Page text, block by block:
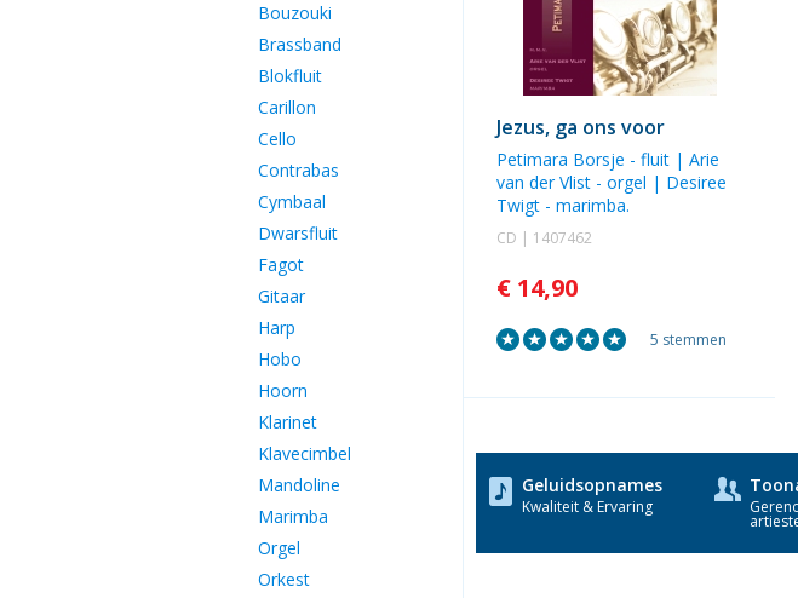
Bouzouki
Brassband
Blokfluit
Carillon
Cello
Contrabas
Cymbaal
Dwarsfluit
Fagot
Gitaar
Harp
Hobo
Hoorn
Klarinet
Klavecimbel
Mandoline
Marimba
Orgel
Orkest
Jezus, ga ons voor
Petimara Borsje - fluit |Arie
van der Vlist - orgel | Desiree
Twigt - marimba.
CD | 1407462
€ 14,90
5 stemmen
Geluidsopnames
Kwaliteit & Ervaring